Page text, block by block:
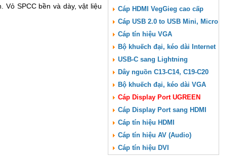
Vỏ SPCC bền và dày, vật liệu
Cáp HDMI VegGieg cao cấp
Cáp USB 2.0 to USB Mini, Micro
Cáp tín hiệu VGA
Bộ khuếch đại, kéo dài Internet
USB-C sang Lightning
Dây nguồn C13-C14, C19-C20
Bộ khuếch đại, kéo dài VGA
Cáp Display Port UGREEN
Cáp Display Port sang HDMI
Cáp tín hiệu HDMI
Cáp tín hiệu AV (Audio)
Cáp tín hiệu DVI